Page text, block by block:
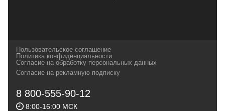
и взыскательных путешественников,
спортсменов и отдыхающих.
Геннадьевич
Пользовательское соглашение
Политика конфиденциальности
Согласие на обработку персональных данных
Согласие на рекламную подписку
8 800-555-90-12
8:00-16:00 МСК